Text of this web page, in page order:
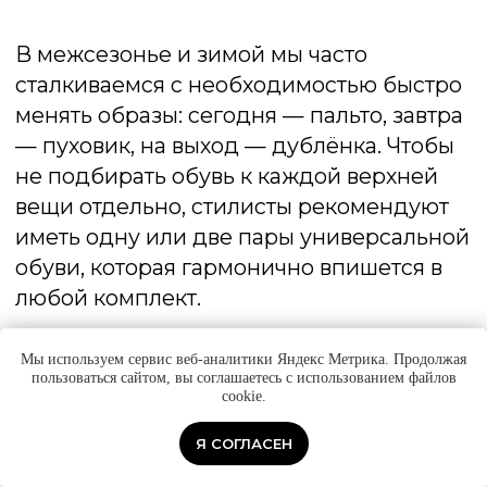
выгоднее, чем покупать новую пару.
Грамотный уход за подошвой зимой —
это не только забота о внешнем виде
обуви, но и ваша безопасность.
Скользкие улицы, грязь и соль не
прощают небрежности. Поддерживая
подошву в хорошем состоянии, вы
защищаете себя от травм.
Неправильно подобранная подошва —
одна из самых частых причин
Мы используем сервис веб-аналитики Яндекс Метрика. Продолжая
пользоваться сайтом, вы соглашаетесь с использованием файлов
cookie.
Я СОГЛАСЕН